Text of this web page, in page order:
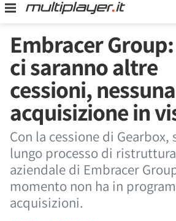
Embracer
ci saranno altre
cessioni, nessuna
acquisizione in
Con la cessione di Gearbox,
lungo processo di
aziendale di Embracer
momento non ha in
acquisizioni.